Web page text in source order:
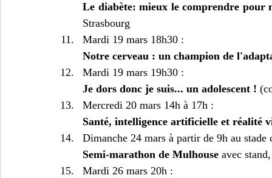
Le diabète: mieux le comprendre pour
Strasbourg
Mardi 19 mars 18h30 :
Notre cerveau : un champion de
Mardi 19 mars 19h30 :
Je dors donc je suis... un adolescent !
Mercredi 20 mars 14h à 17h :
Santé, intelligence artificielle et réalité
Dimanche 24 mars à partir de 9h au
Semi-marathon de Mulhouse avec
Mardi 26 mars 20h :